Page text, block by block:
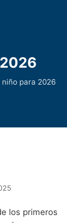
para 2026
D
los primeros